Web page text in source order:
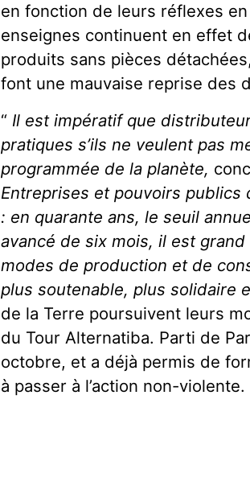
en fonction de leurs réflexes
enseignes continuent en effet
produits sans pièces
font une mauvaise reprise des
“ Il est impératif que
pratiques s’ils ne veulent pas
programmée de la planète,
Entreprises et pouvoirs publics
: en quarante ans, le seuil
avancé de six mois, il est
modes de production et de
plus soutenable, plus solidaire
de la Terre poursuivent leurs
du Tour Alternatiba. Parti de
octobre, et a déjà permis de
à passer à l’action non-violente.